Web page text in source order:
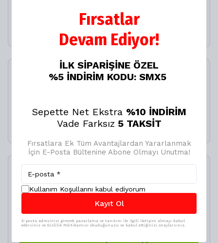
₺ 349.00 ₺ 296.65
Çok Amaçlı Temizleyici
₺ 349.00 ₺ 296.65
İncelediğiniz ürün ile birlikte bu ürünler de
sepetinize eklenecektir!
%33 ₺ 1,500.00 ₺ 999.00
Fırsatlar
Devam Ediyor!
İLK SİPARİŞİNE ÖZEL
%5 İNDİRİM KODU: SMX5
Sepette Net Ekstra %10 İNDİRİM
Vade Farksız 5 TAKSİT
Fırsatlara Ek Tüm Avantajlardan Yararlanmak
İçin E-Posta Bültenine Abone Olmayı Unutma!
Kullanım Koşullarını kabul ediyorum
Kayıt Ol
E-posta adresinizi girerek pazarlama ve tanıtım ile ilgili iletişim almayı kabul
edersiniz ve Gizlilik Politikamızı okuduğunuzu ve kabul ettiğinizi onaylarsınız.